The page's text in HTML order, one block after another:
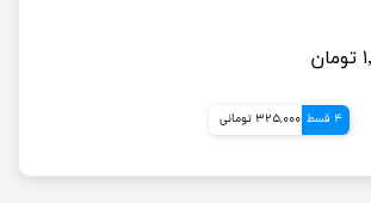
4 قسط 325,000 تومانی